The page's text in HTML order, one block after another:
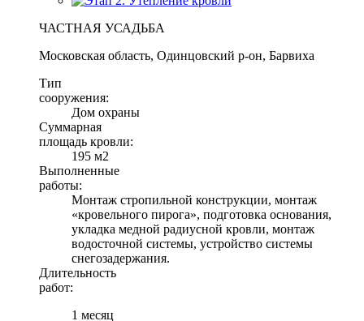
ЧАСТНАЯ УСАДЬБА
Московская область, Одинцовский р-он, Барвиха
Тип
сооружения:
Дом охраны
Суммарная
площадь кровли:
195 м2
Выполненные
работы:
Монтаж стропильной конструкции, монтаж
«кровельного пирога», подготовка основания,
укладка медной радиусной кровли, монтаж
водосточной системы, устройство системы
снегозадержания.
Длительность
работ:
1 месяц